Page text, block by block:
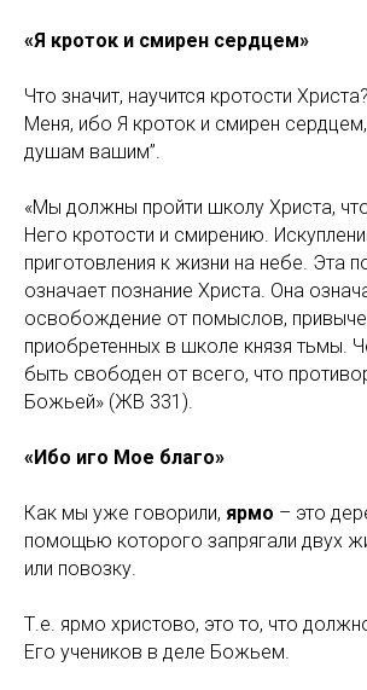
«Я кроток и смирен сердцем»
Что значит, научится кротости
Меня, ибо Я кроток и смирен
душам вашим”.
«Мы должны пройти школу Христа,
Него кротости и смирению.
приготовления к жизни на небе. Эта
означает познание Христа. Она
освобождение от помыслов,
приобретенных в школе князя тьмы.
быть свободен от всего, что
Божьей» (ЖВ 331).
«Ибо иго Мое благо»
Как мы уже говорили, ярмо – это
помощью которого запрягали двух
или повозку.
Т.е. ярмо христово, это то, что
Его учеников в деле Божьем.